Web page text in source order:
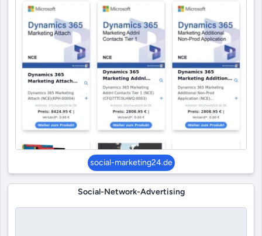
social-marketing24.de
Social-Network-Advertising